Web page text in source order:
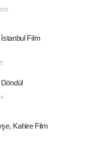
Film
Kahire Film